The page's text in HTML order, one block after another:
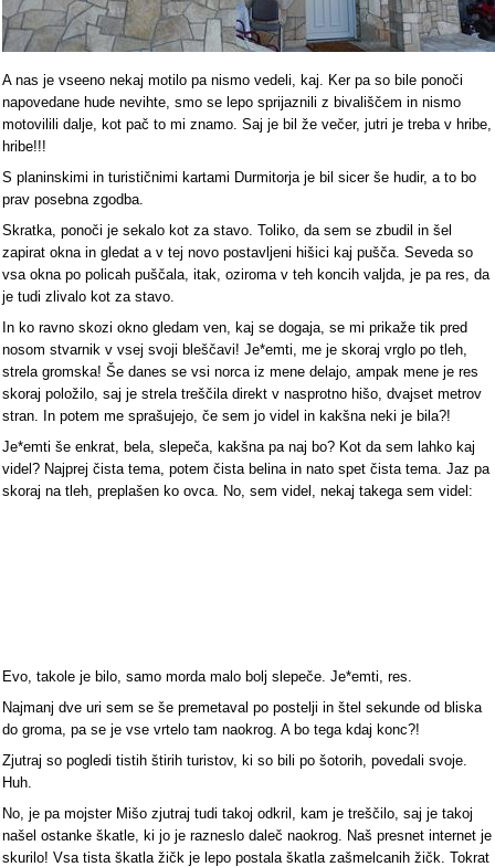
A nas je vseeno nekaj motilo pa nismo vedeli, kaj. Ker pa so bile ponoči
napovedane hude nevihte, smo se lepo sprijaznili z bivališčem in nismo
motovilili dalje, kot pač to mi znamo. Saj je bil že večer, jutri je treba v hribe,
hribe!!!
S planinskimi in turističnimi kartami Durmitorja je bil sicer še hudir, a to bo
prav posebna zgodba.
Skratka, ponoči je sekalo kot za stavo. Toliko, da sem se zbudil in šel
zapirat okna in gledat a v tej novo postavljeni hišici kaj pušča. Seveda so
vsa okna po policah puščala, itak, oziroma v teh koncih valjda, je pa res, da
je tudi zlivalo kot za stavo.
In ko ravno skozi okno gledam ven, kaj se dogaja, se mi prikaže tik pred
nosom stvarnik v vsej svoji bleščavi! Je*emti, me je skoraj vrglo po tleh,
strela gromska! Še danes se vsi norca iz mene delajo, ampak mene je res
skoraj položilo, saj je strela treščila direkt v nasprotno hišo, dvajset metrov
stran. In potem me sprašujejo, če sem jo videl in kakšna neki je bila?!
Je*emti še enkrat, bela, slepeča, kakšna pa naj bo? Kot da sem lahko kaj
videl? Najprej čista tema, potem čista belina in nato spet čista tema. Jaz pa
skoraj na tleh, preplašen ko ovca. No, sem videl, nekaj takega sem videl:
Evo, takole je bilo, samo morda malo bolj slepeče. Je*emti, res.
Najmanj dve uri sem se še premetaval po postelji in štel sekunde od bliska
do groma, pa se je vse vrtelo tam naokrog. A bo tega kdaj konc?!
Zjutraj so pogledi tistih štirih turistov, ki so bili po šotorih, povedali svoje.
Huh.
No, je pa mojster Mišo zjutraj tudi takoj odkril, kam je treščilo, saj je takoj
našel ostanke škatle, ki jo je razneslo daleč naokrog. Naš presnet internet je
skurilo! Vsa tista škatla žičk je lepo postala škatla zašmelcanih žičk. Tokrat